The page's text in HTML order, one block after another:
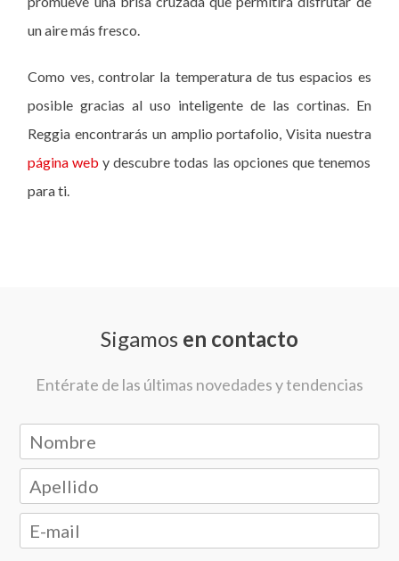
un aire más fresco.
Como ves, controlar la temperatura de tus espacios es
posible gracias al uso inteligente de las cortinas. En
Reggia encontrarás un amplio portafolio, Visita nuestra
página web y descubre todas las opciones que tenemos
para ti.
Sigamos en contacto
Entérate de las últimas novedades y tendencias